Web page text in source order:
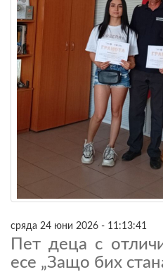
сряда 24 юни 2026 - 11:13:41
Пет деца с
есе „Защо бих